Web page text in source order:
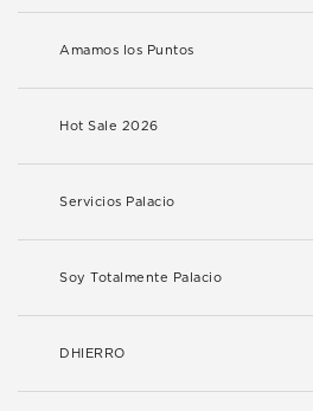
Amamos los Puntos
Hot Sale 2026
Servicios Palacio
Soy Totalmente Palacio
DHIERRO